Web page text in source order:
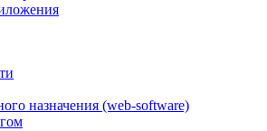
назначения (web-software)